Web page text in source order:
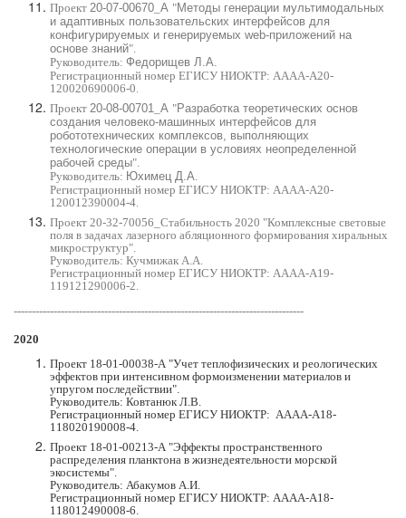
Проект 20-07-00670 А "Методы генерации мультимодальных
и адаптивных пользовательских интерфейсов для
конфигурируемых и генерируемых web-приложений на
основе знаний".
Руководитель: Федорищев Л.А.
Регистрационный номер ЕГИСУ НИОКТР: АААА-А20-
120020690006-0.
Проект 20-08-00701 А "Разработка теоретических основ
создания человеко-машинных интерфейсов для
робототехнических комплексов, выполняющих
технологические операции в условиях неопределенной
рабочей среды".
Руководитель: Юхимец Д.А.
Регистрационный номер ЕГИСУ НИОКТР: АААА-А20-
120012390004-4.
Проект 20-32-70056_Стабильность 2020 "Комплексные световые
поля в задачах лазерного абляционного формирования хиральных
микроструктур".
Руководитель: Кучмижак А.А.
Регистрационный номер ЕГИСУ НИОКТР: АААА-А19-
119121290006-2.
--------------------------------------------------------------------------------
2020
Проект 18-01-00038-А "Учет теплофизических и реологических
эффектов при интенсивном формоизменении материалов и
упругом последействии".
Руководитель: Ковтанюк Л.В.
Регистрационный номер ЕГИСУ НИОКТР: АААА-А18-
118020190008-4.
Проект 18-01-00213-А "Эффекты пространственного
распределения планктона в жизнедеятельности морской
экосистемы".
Руководитель: Абакумов А.И.
Регистрационный номер ЕГИСУ НИОКТР: АААА-А18-
118012490008-6.